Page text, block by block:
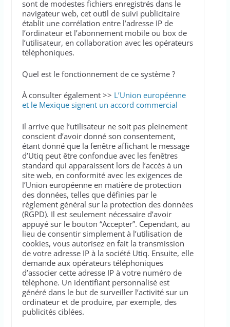
sont de modestes fichiers enregistrés dans le
navigateur web, cet outil de suivi publicitaire
établit une corrélation entre l’adresse IP de
l’ordinateur et l’abonnement mobile ou box de
l’utilisateur, en collaboration avec les opérateurs
téléphoniques.
Quel est le fonctionnement de ce système ?
À consulter également >> L’Union européenne
et le Mexique signent un accord commercial
Il arrive que l’utilisateur ne soit pas pleinement
conscient d’avoir donné son consentement,
étant donné que la fenêtre affichant le message
d’Utiq peut être confondue avec les fenêtres
standard qui apparaissent lors de l’accès à un
site web, en conformité avec les exigences de
l’Union européenne en matière de protection
des données, telles que définies par le
règlement général sur la protection des données
(RGPD). Il est seulement nécessaire d’avoir
appuyé sur le bouton “Accepter”. Cependant, au
lieu de consentir simplement à l’utilisation de
cookies, vous autorisez en fait la transmission
de votre adresse IP à la société Utiq. Ensuite, elle
demande aux opérateurs téléphoniques
d’associer cette adresse IP à votre numéro de
téléphone. Un identifiant personnalisé est
généré dans le but de surveiller l’activité sur un
ordinateur et de produire, par exemple, des
publicités ciblées.